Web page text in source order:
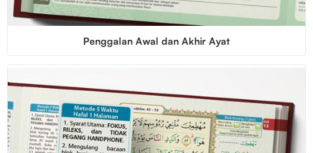
Penggalan Awal dan Akhir Ayat